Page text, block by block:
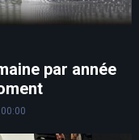
par année